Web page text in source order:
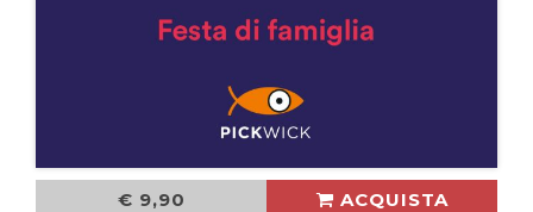
€ 9,90 ACQUISTA